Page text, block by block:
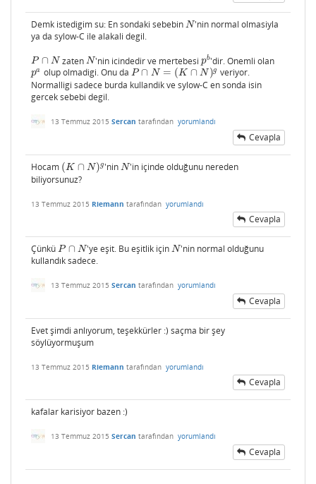
Demk istedigim su: En sondaki sebebin N
N 'nin normal olmasiyla
ya da sylow-C ile alakali degil.
P ∩ N
P∩N zatenN
N 'nin icindedir ve mertebesipb
pb'dir. Onemli olan
pa
pa olup olmadigi. Onu da P ∩ N = (K ∩ N )g
P∩N =(K ∩N )g
veriyor.
Normalligi sadece burda kullandik ve sylow-C en sonda isin
gercek sebebi degil.
13 Temmuz 2015 Sercan tarafından yorumlandı
Cevapla
Hocam (K ∩ N)g
(K∩ N) g 'ninN
N 'in içinde olduğunu nereden
biliyorsunuz?
13 Temmuz 2015 Riemann tarafından yorumlandı
Cevapla
Çünkü P ∩ N
P∩N 'ye eşit. Bu eşitlik içinN
N 'nin normal olduğunu
kullandık sadece.
13 Temmuz 2015 Sercan tarafından yorumlandı
Cevapla
Evet şimdi anlıyorum, teşekkürler :) saçma bir şey
söylüyormuşum
13 Temmuz 2015 Riemann tarafından yorumlandı
Cevapla
kafalar karisiyor bazen :)
13 Temmuz 2015 Sercan tarafından yorumlandı
Cevapla